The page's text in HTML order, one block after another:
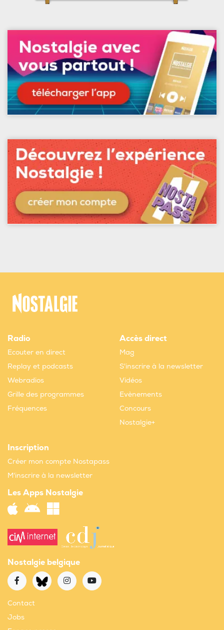
Radio
Ecouter en direct
Replay et podcasts
Webradios
Grille des programmes
Fréquences
Accès direct
Mag
S'inscrire à la newsletter
Vidéos
Evènements
Concours
Nostalgie+
Inscription
Créer mon compte Nostapass
M'inscrire à la newsletter
Les Apps Nostalgie
Nostalgie belgique
Contact
Jobs